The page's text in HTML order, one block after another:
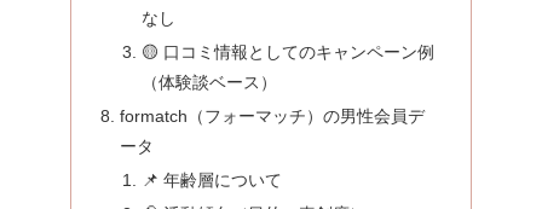
なし
🟡 口コミ情報としてのキャンペーン例
（体験談ベース）
formatch（フォーマッチ）の男性会員デ
ータ
📌 年齢層について